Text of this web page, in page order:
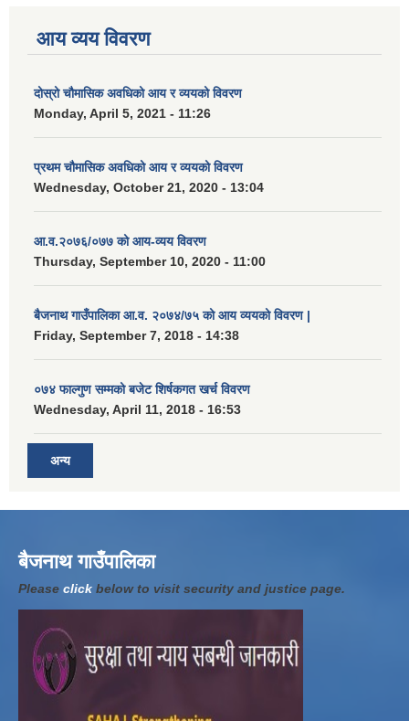
आय व्यय विवरण
दोस्रो चौमासिक अवधिको आय र व्ययको विवरण
Monday, April 5, 2021 - 11:26
प्रथम चौमासिक अवधिको आय र व्ययको विवरण
Wednesday, October 21, 2020 - 13:04
आ.व.२०७६/०७७ को आय-व्यय विवरण
Thursday, September 10, 2020 - 11:00
बैजनाथ गाउँपालिका आ.व. २०७४/७५ को आय व्ययको विवरण |
Friday, September 7, 2018 - 14:38
०७४ फाल्गुण सम्मको बजेट शिर्षकगत खर्च विवरण
Wednesday, April 11, 2018 - 16:53
अन्य
बैजनाथ गाउँपालिका
Please click below to visit security and justice page.